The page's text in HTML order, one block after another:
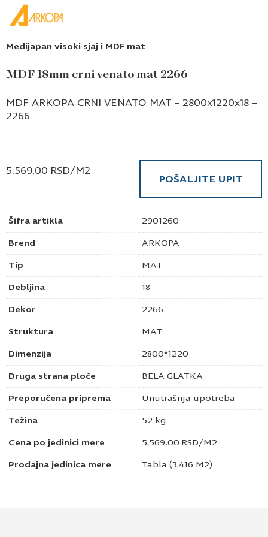
Medijapan visoki sjaj i MDF mat
MDF 18mm crni venato mat 2266
Šifra artikla 2901260
Brend ARKOPA
Tip MAT
Debljina 18
Dekor 2266
Struktura MAT
Dimenzija 2800*1220
Druga strana ploče BELA GLATKA
Preporučena priprema Unutrašnja upotreba
Težina 52 kg
Cena po jedinici mere 5.569,00 RSD/M2
Prodajna jedinica mere Tabla (3.416 M2)
MDF ARKOPA CRNI VENATO MAT – 2800x1220x18 –
2266
5.569,00 RSD/M2
POŠALJITE UPIT